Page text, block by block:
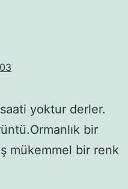
yoktur derler.
bir
mükemmel bir renk